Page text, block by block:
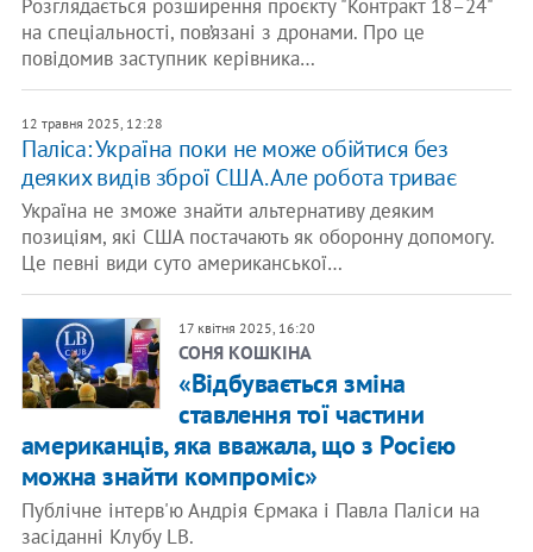
Розглядається розширення проєкту "Контракт 18–24"
на спеціальності, пов’язані з дронами. Про це
повідомив заступник керівника…
12 травня 2025, 12:28
Паліса: Україна поки не може обійтися без
деяких видів зброї США. Але робота триває
Україна не зможе знайти альтернативу деяким
позиціям, які США постачають як оборонну допомогу.
Це певні види суто американської…
17 квітня 2025, 16:20
СОНЯ КОШКІНА
«Відбувається зміна
ставлення тої частини
американців, яка вважала, що з Росією
можна знайти компроміс»
Публічне інтерв'ю Андрія Єрмака і Павла Паліси на
засіданні Клубу LB.